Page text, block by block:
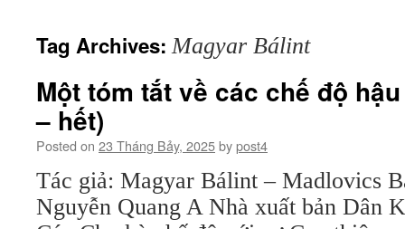
Tag Archives:Magyar Bálint
Một tóm tắt về các chế độ
– hết)
Posted on 23 Tháng Bảy, 2025bypost4
Tác giả: Magyar Bálint – Madlovics
Nguyễn Quang A Nhà xuất bản Dân